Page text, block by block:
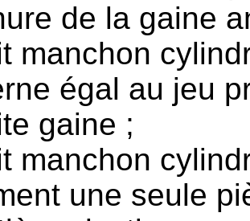
de la gaine
manchon
égal au jeu
gaine ;
manchon
une seule